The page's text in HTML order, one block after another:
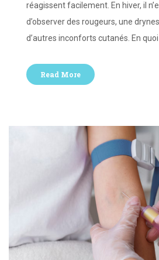
réagissent facilement. En hiver, il
d’observer des rougeurs, une
d’autres inconforts cutanés. En quoi
Read More